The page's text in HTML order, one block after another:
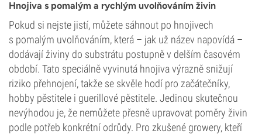
Hnojiva s pomalým a rychlým uvolňováním živin
Pokud si nejste jistí, můžete sáhnout po hnojivech
s pomalým uvolňováním, která – jak už název napovídá –
dodávají živiny do substrátu postupně v delším časovém
období. Tato speciálně vyvinutá hnojiva výrazně snižují
riziko přehnojení, takže se skvěle hodí pro začátečníky,
hobby pěstitele i guerillové pěstitele. Jedinou skutečnou
nevýhodou je, že nemůžete přesně upravovat poměry živin
podle potřeb konkrétní odrůdy. Pro zkušené growery, kteří